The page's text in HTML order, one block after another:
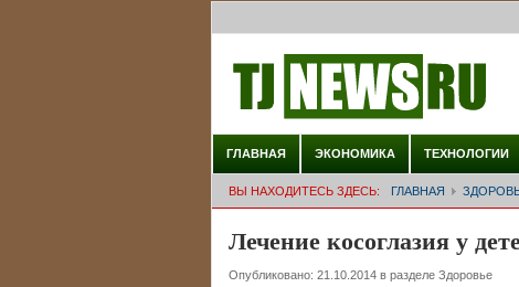
ГЛАВНАЯ ЭКОНОМИКА ТЕХНОЛОГИИ
ВЫ НАХОДИТЕСЬ ЗДЕСЬ: ГЛАВНАЯ
Лечение косоглазия у
Опубликовано: 21.10.2014 в разделе Здоровье